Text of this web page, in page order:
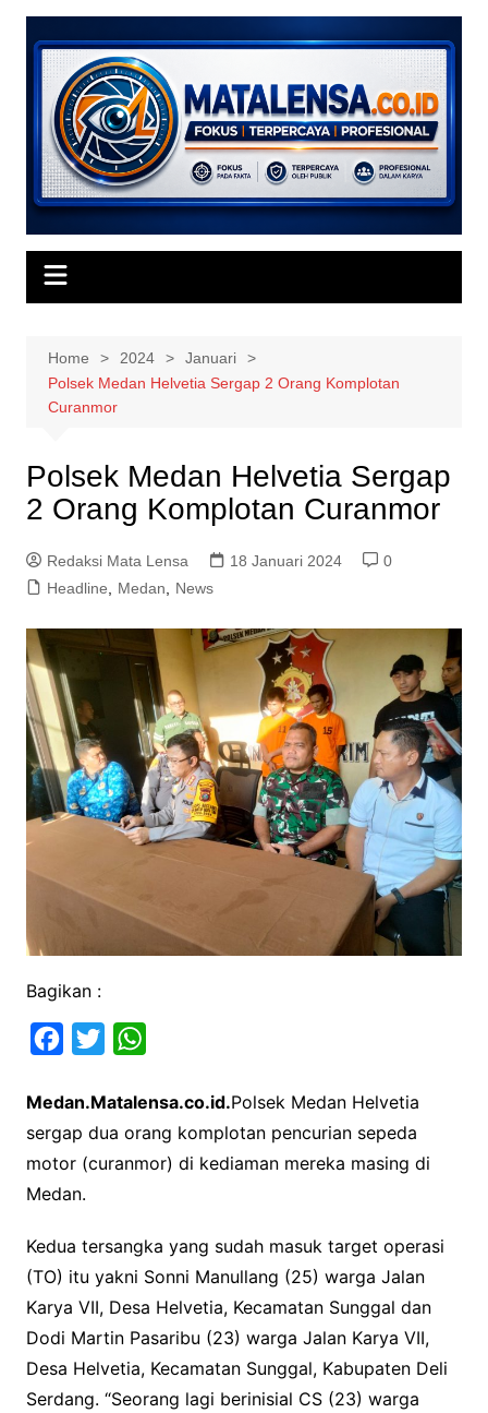
Skip
content
Home 2024
Januari
Polsek Medan Helvetia Sergap 2 Orang Komplotan
Curanmor
Polsek Medan Helvetia Sergap
2 Orang Komplotan Curanmor
Redaksi Mata Lensa 18 Januari 2024
0
Headline
Medan News
Bagikan :
c
e
b
o
k
i
t
t
a
t
s
p
p
Medan.Matalensa.co.id.Polsek Medan Helvetia
sergap dua orang komplotan pencurian sepeda
motor (curanmor) di kediaman mereka masing di
Medan.
Kedua tersangka yang sudah masuk target operasi
(TO) itu yakni Sonni Manullang (25) warga Jalan
Karya VII, Desa Helvetia, Kecamatan Sunggal dan
Dodi Martin Pasaribu (23) warga Jalan Karya VII,
Desa Helvetia, Kecamatan Sunggal, Kabupaten Deli
Serdang. “Seorang lagi berinisial CS (23) warga